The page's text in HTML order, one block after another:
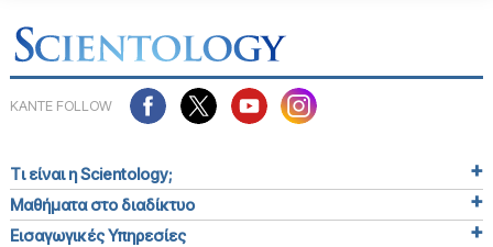
ΚΑΝΤΕ FOLLOW
Τι είναι η Scientology;
Μαθήματα στο διαδίκτυο
Εισαγωγικές Υπηρεσίες